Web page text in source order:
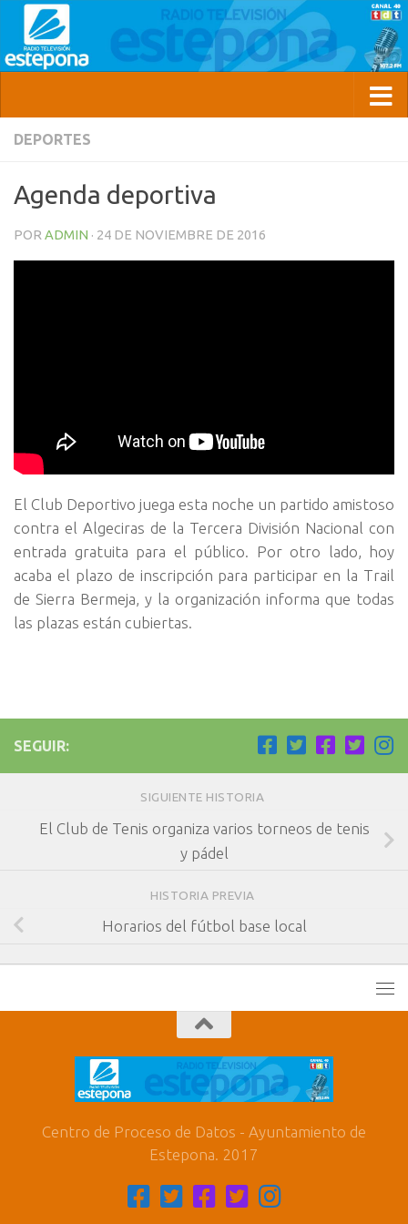
DEPORTES
Agenda deportiva
POR ADMIN · 24 DE NOVIEMBRE DE 2016
El Club Deportivo juega esta noche un partido amistoso
contra el Algeciras de la Tercera División Nacional con
entrada gratuita para el público. Por otro lado, hoy
acaba el plazo de inscripción para participar en la Trail
de Sierra Bermeja, y la organización informa que todas
las plazas están cubiertas.
SEGUIR:
SIGUIENTE HISTORIA
El Club de Tenis organiza varios torneos de tenis
y pádel
HISTORIA PREVIA
Horarios del fútbol base local
Centro de Proceso de Datos - Ayuntamiento de
Estepona. 2017